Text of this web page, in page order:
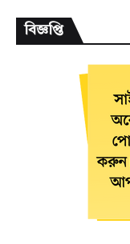
বিজ্ঞপ্তি